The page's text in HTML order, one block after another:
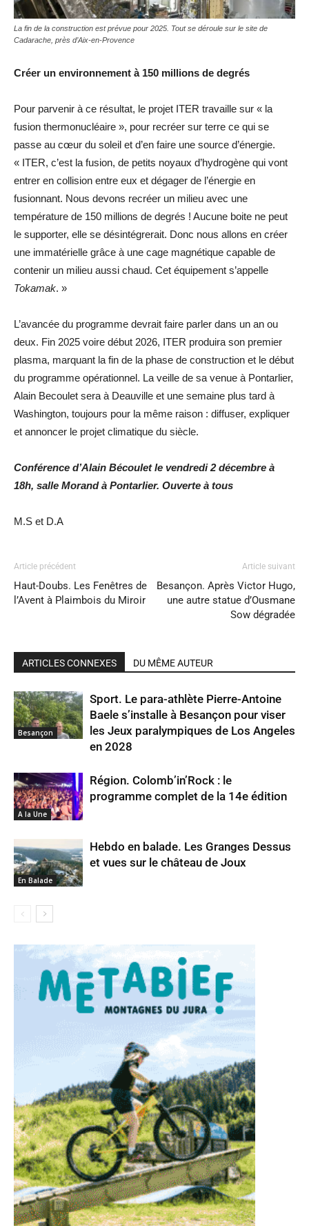
La fin de la construction est prévue pour 2025. Tout se déroule sur le site de
Cadarache, près d’Aix-en-Provence
Créer un environnement à 150 millions de degrés
Pour parvenir à ce résultat, le projet ITER travaille sur « la
fusion thermonucléaire », pour recréer sur terre ce qui se
passe au cœur du soleil et d’en faire une source d’énergie.
« ITER, c’est la fusion, de petits noyaux d’hydrogène qui vont
entrer en collision entre eux et dégager de l’énergie en
fusionnant. Nous devons recréer un milieu avec une
température de 150 millions de degrés ! Aucune boite ne peut
le supporter, elle se désintégrerait. Donc nous allons en créer
une immatérielle grâce à une cage magnétique capable de
contenir un milieu aussi chaud. Cet équipement s’appelle
Tokamak. »
L’avancée du programme devrait faire parler dans un an ou
deux. Fin 2025 voire début 2026, ITER produira son premier
plasma, marquant la fin de la phase de construction et le début
du programme opérationnel. La veille de sa venue à Pontarlier,
Alain Becoulet sera à Deauville et une semaine plus tard à
Washington, toujours pour la même raison : diffuser, expliquer
et annoncer le projet climatique du siècle.
Conférence d’Alain Bécoulet le vendredi 2 décembre à
18h, salle Morand à Pontarlier. Ouverte à tous
M.S et D.A
Article précédent
Haut-Doubs. Les Fenêtres de
l’Avent à Plaimbois du Miroir
Article suivant
Besançon. Après Victor Hugo,
une autre statue d’Ousmane
Sow dégradée
ARTICLES CONNEXES DU MÊME AUTEUR
Besançon
Sport. Le para-athlète Pierre-Antoine
Baele s’installe à Besançon pour viser
les Jeux paralympiques de Los Angeles
en 2028
A la Une
Région. Colomb’in’Rock : le
programme complet de la 14e édition
En Balade
Hebdo en balade. Les Granges Dessus
et vues sur le château de Joux